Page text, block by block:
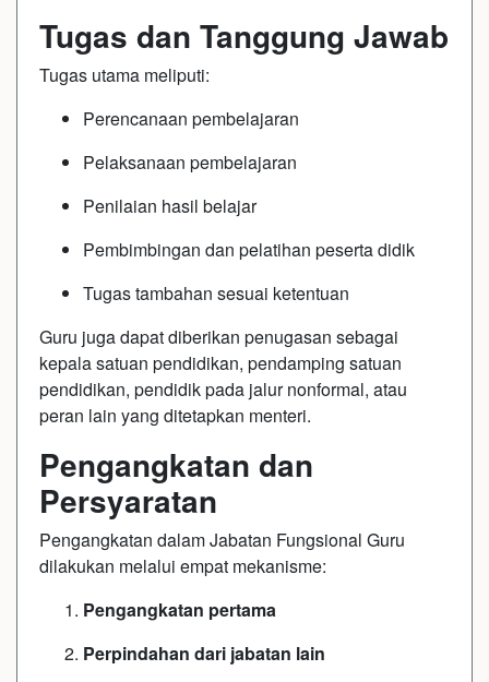
Tugas dan Tanggung Jawab
Tugas utama meliputi:
Perencanaan pembelajaran
Pelaksanaan pembelajaran
Penilaian hasil belajar
Pembimbingan dan pelatihan peserta didik
Tugas tambahan sesuai ketentuan
Guru juga dapat diberikan penugasan sebagai
kepala satuan pendidikan, pendamping satuan
pendidikan, pendidik pada jalur nonformal, atau
peran lain yang ditetapkan menteri.
Pengangkatan dan
Persyaratan
Pengangkatan dalam Jabatan Fungsional Guru
dilakukan melalui empat mekanisme:
Pengangkatan pertama
Perpindahan dari jabatan lain